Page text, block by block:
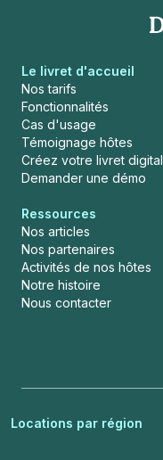
Le livret d'accueil
Nos tarifs
Fonctionnalités
Cas d'usage
Témoignage hôtes
Créez votre livret digital
Demander une démo
Ressources
Nos articles
Nos partenaires
Activités de nos hôtes
Notre histoire
Nous contacter
Locations par région